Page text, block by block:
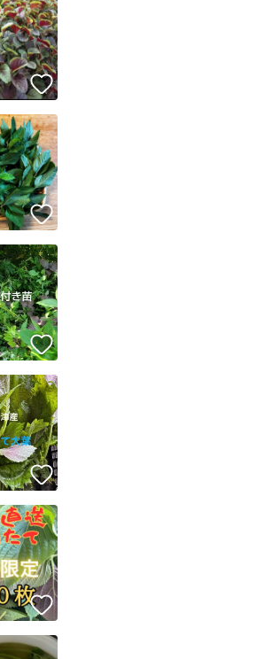
の基準をクリアした安心・安全なユーザーです
はYahoo!フリマの取引を完了させた実績があります
は他フリマサービスでの取引実績があります
を保証しているものではありません
は高頻度で24時間以内＆設定した発送日数内に発送してい
は高頻度で24時間以内に発送しています
は設定した発送日数内に発送しています
情報をコピーします
ています
出品ページへ
キャンセル
いいね！
いいね！
いいね！
いいね！
いいね！